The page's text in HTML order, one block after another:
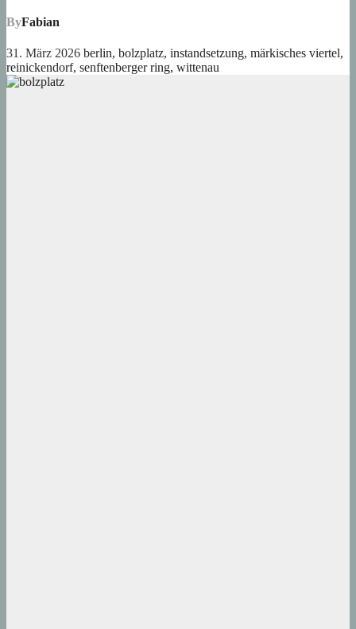
ByFabian
31. März 2026 berlin, bolzplatz, instandsetzung, märkisches viertel,
reinickendorf, senftenberger ring, wittenau